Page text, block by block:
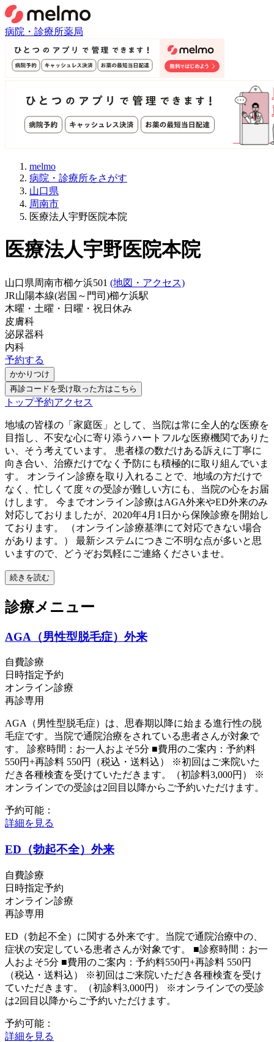
病院・診療所薬局
melmo
病院・診療所をさがす
山口県
周南市
医療法人宇野医院本院
医療法人宇野医院本院
山口県周南市櫛ケ浜501 (地図・アクセス)
JR山陽本線(岩国～門司)櫛ケ浜駅
木曜・土曜・日曜・祝日 休み
皮膚科
泌尿器科
内科
予約する
かかりつけ
再診コードを受け取った方はこちら
トップ予約アクセス
地域の皆様の「家庭医」として、当院は常に全人的な医療を
目指し、不安な心に寄り添うハートフルな医療機関でありた
い、そう考えています。 患者様の数だけある訴えに丁寧に
向き合い、治療だけでなく予防にも積極的に取り組んでいま
す。 オンライン診療を取り入れることで、地域の方だけで
なく、忙しくて度々の受診が難しい方にも、当院の心をお届
けします。 今までオンライン診療はAGA外来やED外来のみ
対応しておりましたが、2020年4月1日から保険診療を開始し
ております。 （オンライン診療基準にて対応できない場合
があります。） 最新システムにつきご不明な点が多いと思
いますので、どうぞお気軽にご連絡くださいませ。
続きを読む
診療メニュー
AGA（男性型脱毛症）外来
自費診療
日時指定予約
オンライン診療
再診専用
AGA（男性型脱毛症）は、思春期以降に始まる進行性の脱
毛症です。当院で通院治療をされている患者さんが対象で
す。 診察時間：お一人およそ5分 ■費用のご案内：予約料
550円+再診料 550円（税込・送料込） ※初回はご来院いた
だき各種検査を受けていただきます。（初診料3,000円） ※
オンラインでの受診は2回目以降からご予約いただけます。
予約可能：
詳細を見る
ED（勃起不全）外来
自費診療
日時指定予約
オンライン診療
再診専用
ED（勃起不全）に関する外来です。当院で通院治療中の、
症状の安定している患者さんが対象です。 ■診察時間：お一
人およそ5分 ■費用のご案内：予約料550円+再診料 550円
（税込・送料込） ※初回はご来院いただき各種検査を受け
ていただきます。（初診料3,000円） ※オンラインでの受診
は2回目以降からご予約いただけます。
予約可能：
詳細を見る